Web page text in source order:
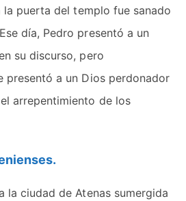
la puerta del templo fue sanado
Ese día, Pedro presentó a un
su discurso, pero
presentó a un Dios perdonador
arrepentimiento de los
la ciudad de Atenas sumergida